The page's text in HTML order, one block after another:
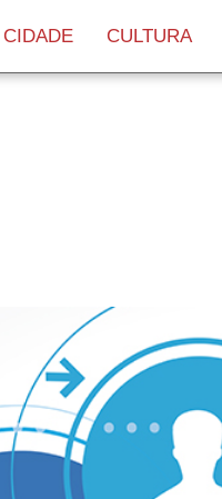
CIDADE CULTURA